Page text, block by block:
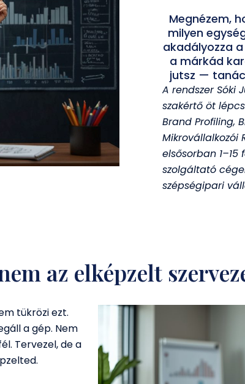
Megnézem,
milyen
akadályozza
a márkád
jutsz —
A rendszer Sóki
szakértő öt
Brand Profiling,
Mikrovállalkozói
elsősorban
szolgáltató
szépségipari
az elképzelt
tükrözi ezt.
a gép. Nem
Tervezel, de a